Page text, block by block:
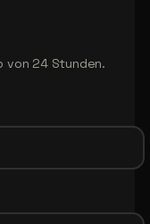
von 24 Stunden.